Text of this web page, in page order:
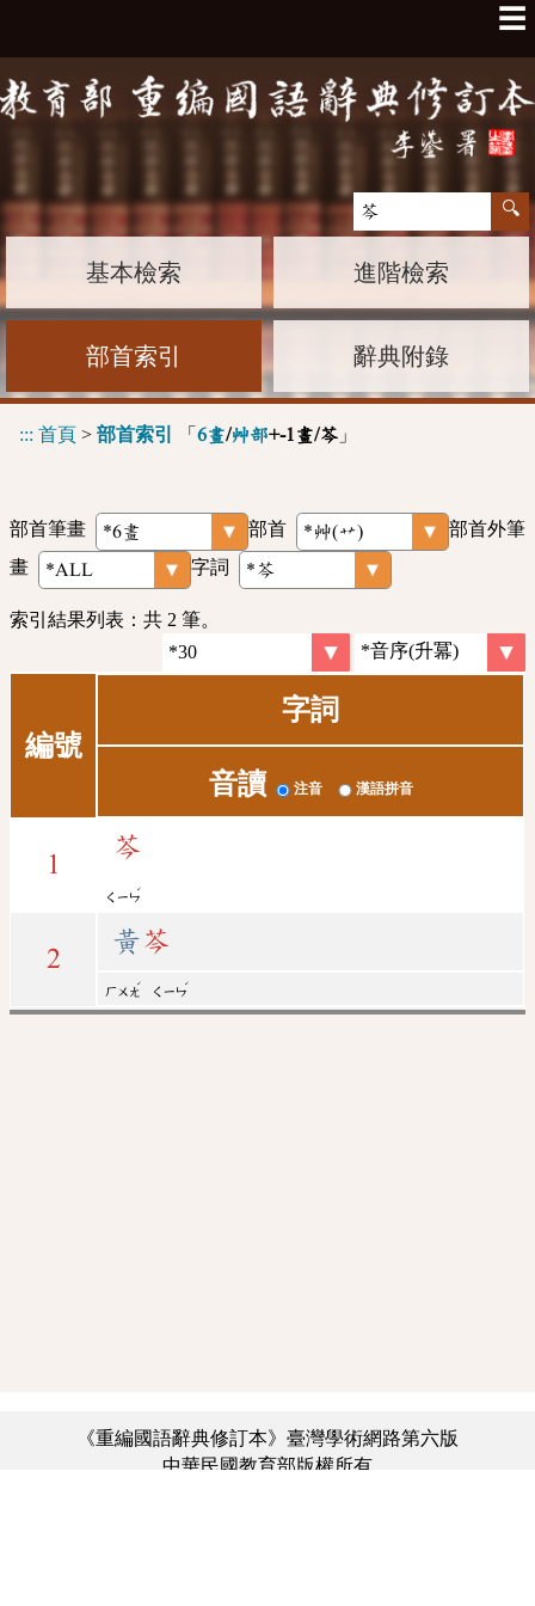
☰
基本檢索 進階檢索
部首索引 辭典附錄
::: 首頁 > 部首索引 「 6畫/艸部+-1畫/芩 」
部首筆畫 部首
部首外筆
畫
字詞
索引結果列表：共 2 筆。
編號
字詞
音讀 注音 漢語拼音
1
芩
ㄑㄧㄣ
ˊ
2
黃芩
ㄏㄨㄤ
ˊ
ㄑㄧㄣ
ˊ
《重編國語辭典修訂本》臺灣學術網路第六版
中華民國教育部版權所有